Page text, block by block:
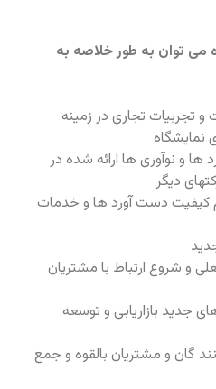
می توان به طور خلاصه به
تجربیات تجاری در زمینه
و نوآوری ها ارائه شده در
دیگر
دست آورد ها و خدمات
و شروع ارتباط با مشتریان
بازاریابی و توسعه
گان و مشتریان بالقوه و جمع